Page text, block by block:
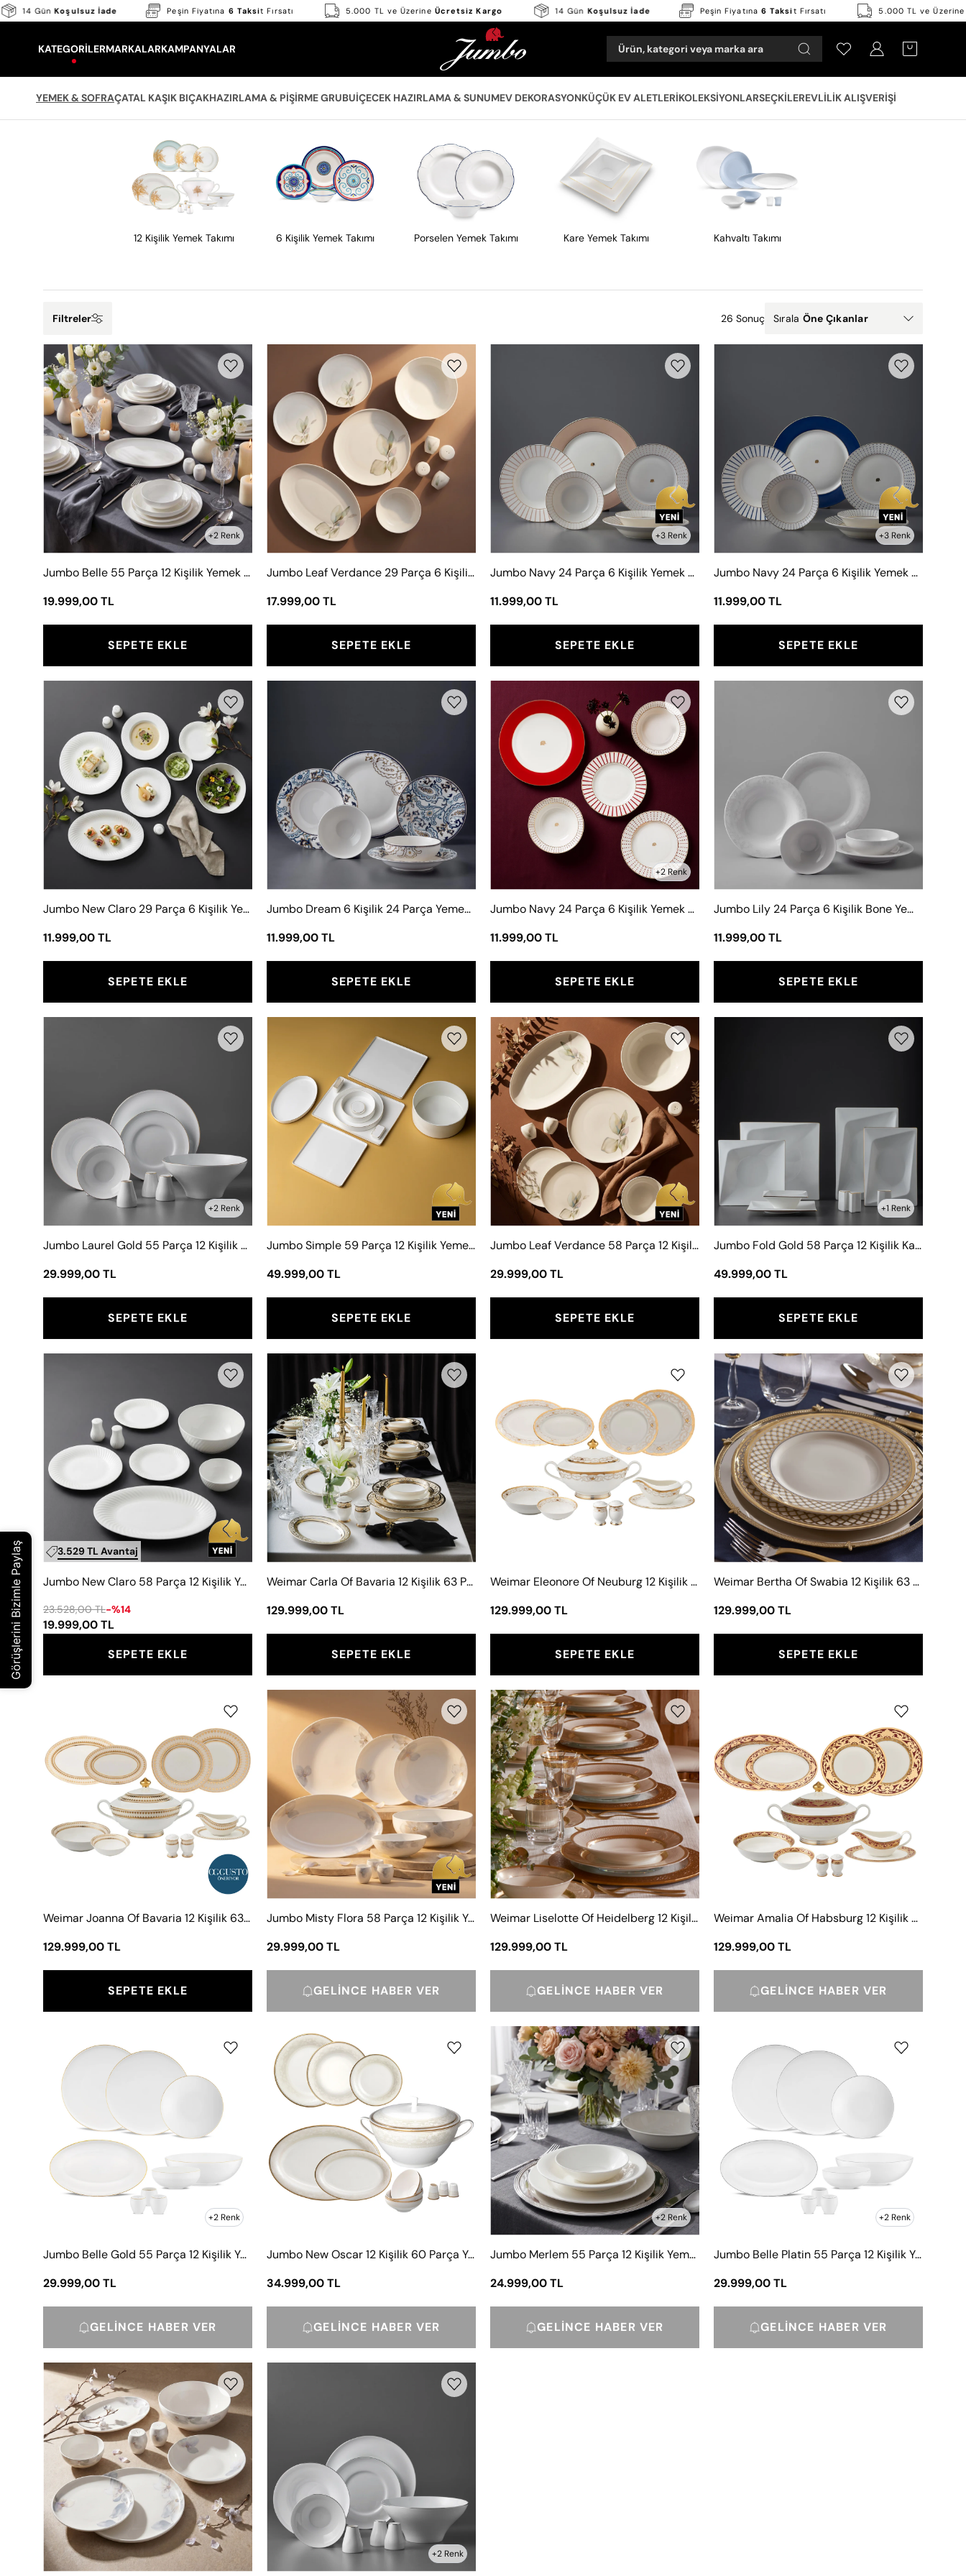
Skip
to
content
14 GünKoşulsuz İade Peşin Fiyatına 6 Taksi 5.000 TL ve ÜzerineÜcretsiz Kargo 14 GünKoşulsuz İade Peşin Fiyatına6 Taksi 5.000 TL
KATEGORILERMARKALARKAMPANYALAR Ürün, kategori veya marka ara Hesabım OPEN CART
YEMEK & SOFRAÇATAL KAŞIK BIÇAKHAZIRLAMA & PIŞIRME GRUBUİÇECEK HAZIRLAMA & SUNUMEV DEKORASYONKÜÇÜK EV ALETLERIKOLEKSIYONLARSEÇKILEREVLILIK ALIŞVERIŞI
12 Kişilik Yemek Takımı 6 Kişilik Yemek Takımı Porselen Yemek Takımı Kare Yemek Takımı Kahvaltı Takımı
Filtreler 26 Sonuç Sırala Öne Çıkanlar
+2 Renk
Jumbo
Belle
55
Parça
12
Kişilik
Yemek
Takımı
Beyaz
Jumbo Belle 55 Parça 12 Kişilik Yemek Takımı Beyaz
19.999,00 TL
SEPETE EKLE
Jumbo
Leaf
Verdance
Parça
6
Kişilik
Yemek
Takımı
Jumbo Leaf Verdance 29 Parça 6 Kişilik Yemek Takımı
17.999,00 TL
SEPETE EKLE
+3 Renk
6
Kişilik
Yemek
Takımı
Bej
Jumbo Navy 24 Parça 6 Kişilik Yemek Takımı Bej
11.999,00 TL
SEPETE EKLE
+3 Renk
6
Kişilik
Yemek
Takımı
Mavi
Jumbo Navy 24 Parça 6 Kişilik Yemek Takımı Mavi
11.999,00 TL
SEPETE EKLE
Claro
29
Parça
6
Kişilik
Yemek
Takımı
Jumbo New Claro 29 Parça 6 Kişilik Yemek Takımı
11.999,00 TL
SEPETE EKLE
24
Parça
Yemek
Takımı
Jumbo Dream 6 Kişilik 24 Parça Yemek Takımı
11.999,00 TL
SEPETE EKLE
+2 Renk
Jumbo
Navy
24
Parça
6
Kişilik
Yemek
Takımı
Kırmızı
Jumbo Navy 24 Parça 6 Kişilik Yemek Takımı Kırmızı
11.999,00 TL
SEPETE EKLE
6
Takımı
Jumbo Lily 24 Parça 6 Kişilik Bone Yemek Takımı
11.999,00 TL
SEPETE EKLE
+2 Renk
Parça
12
Kişilik
Takımı
Jumbo Laurel Gold 55 Parça 12 Kişilik Yemek Takımı
29.999,00 TL
SEPETE EKLE
Simple
12
Kişilik
Yemek
Takımı
Jumbo Simple 59 Parça 12 Kişilik Yemek Takımı Gold
49.999,00 TL
SEPETE EKLE
Jumbo
Leaf
Verdance
58
Parça
Kişilik
Yemek
Takımı
Jumbo Leaf Verdance 58 Parça 12 Kişilik Yemek Takımı
29.999,00 TL
SEPETE EKLE
+1 Renk
Kişilik
Yemek
Takımı
Jumbo Fold Gold 58 Parça 12 Kişilik Kare Yemek Takımı
49.999,00 TL
SEPETE EKLE
3.529 TL Avantaj
Claro
Parça
12
Yemek
Takımı
Jumbo New Claro 58 Parça 12 Kişilik Yemek Takımı
23.528,00 TL-%14
19.999,00 TL
SEPETE EKLE
Carla
Of
Bavaria
12
Kişilik
63
Parça
Yemek
Takımı
Siyah
Weimar Carla Of Bavaria 12 Kişilik 63 Parça Yemek Takımı Siyah
129.999,00 TL
SEPETE EKLE
Neuburg
12
Kişilik
63
Parça
Yemek
Takımı
Weimar Eleonore Of Neuburg 12 Kişilik 63 Parça Yemek Takımı
129.999,00 TL
SEPETE EKLE
Weimar
Bertha
Of
Swabia
12
Kişilik
Yemek
Takımı
Weimar Bertha Of Swabia 12 Kişilik 63 Parça Yemek Takımı
129.999,00 TL
SEPETE EKLE
Bavaria
12
Kişilik
63
Parça
Yemek
Takımı
Weimar Joanna Of Bavaria 12 Kişilik 63 Parça Yemek Takımı
129.999,00 TL
SEPETE EKLE
Jumbo
Misty
Flora
58
Parça
12
Kişilik
Yemek
Takımı
Jumbo Misty Flora 58 Parça 12 Kişilik Yemek Takımı
29.999,00 TL
GELINCE HABER VER
Weimar
Liselotte
Of
Heidelberg
12
Kişilik
63
Parça
Yemek
Takımı
Weimar Liselotte Of Heidelberg 12 Kişilik 63 Parça Yemek Takımı
129.999,00 TL
GELINCE HABER VER
Habsburg
12
Kişilik
63
Parça
Yemek
Takımı
Weimar Amalia Of Habsburg 12 Kişilik 63 Parça Yemek Takımı
129.999,00 TL
GELINCE HABER VER
+2 Renk
Belle
Parça
Kişilik
Yemek
Takımı
Jumbo Belle Gold 55 Parça 12 Kişilik Yemek Takımı
29.999,00 TL
GELINCE HABER VER
New
Oscar
Kişilik
60
Parça
Yemek
Takımı
Jumbo New Oscar 12 Kişilik 60 Parça Yemek Takımı
34.999,00 TL
GELINCE HABER VER
+2 Renk
Jumbo
Merlem
55
Parça
12
Kişilik
Yemek
Takımı
Beyaz
Jumbo Merlem 55 Parça 12 Kişilik Yemek Takımı Beyaz
24.999,00 TL
GELINCE HABER VER
+2 Renk
Belle
Parça
Kişilik
Yemek
Takımı
Jumbo Belle Platin 55 Parça 12 Kişilik Yemek Takımı
29.999,00 TL
GELINCE HABER VER
Misty
Flora
29
Parça
6
Kişilik
Yemek
Takımı
+2 Renk
Parça
12
Kişilik
Yemek
Takımı